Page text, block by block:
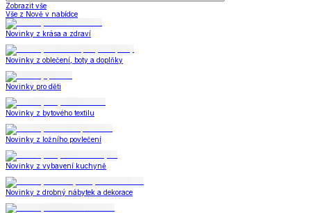
Zobrazit vše
Vše z Nově v nabídce
Novinky z krása a zdraví
Novinky z oblečení, boty a doplňky
Novinky pro děti
Novinky z bytového textilu
Novinky z ložního povlečení
Novinky z vybavení kuchyně
Novinky z drobný nábytek a dekorace